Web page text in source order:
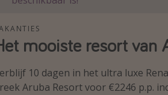
mooiste resort van
10 dagen in het ultra luxe
Aruba Resort voor €2246 p.p.